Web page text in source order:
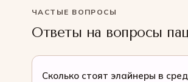
ЧАСТЫЕ ВОПРОСЫ
Ответы на вопросы
Сколько стоят элайнеры в